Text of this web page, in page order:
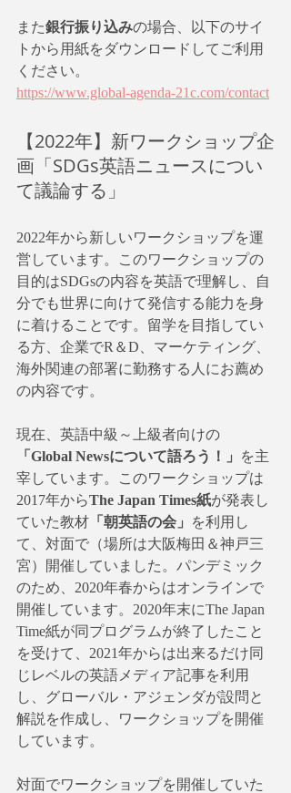
また銀行振り込みの場合、以下のサイ
トから用紙をダウンロードしてご利用
ください。
https://www.global-agenda-21c.com/contact
【2022年】新ワークショップ企
画「SDGs英語ニュースについ
て議論する」
2022年から新しいワークショップを運
営しています。このワークショップの
目的はSDGsの内容を英語で理解し、自
分でも世界に向けて発信する能力を身
に着けることです。留学を目指してい
る方、企業でR＆D、マーケティング、
海外関連の部署に勤務する人にお薦め
の内容です。
現在、英語中級～上級者向けの
「Global Newsについて語ろう！」
を主
宰しています。このワークショップは
2017年からThe Japan Times紙が発表し
ていた教材 「朝英語の会」
を利用し
て、対面で（場所は大阪梅田＆神戸三
宮）開催していました。パンデミック
のため、2020年春からはオンラインで
開催しています。2020年末にThe Japan
Time紙が同プログラムが終了したこと
を受けて、2021年からは出来るだけ同
じレベルの英語メディア記事を利用
し、グローバル・アジェンダが設問と
解説を作成し、ワークショップを開催
しています。
対面でワークショップを開催していた